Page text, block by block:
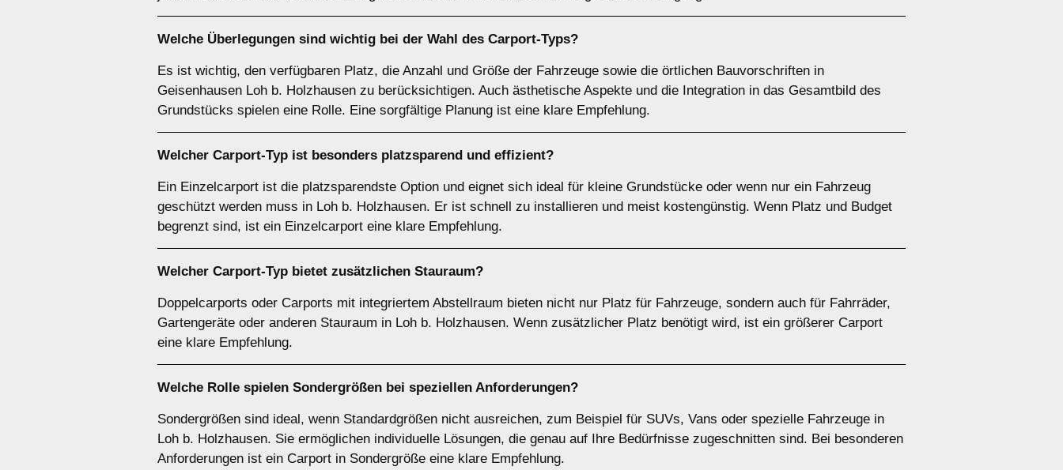
Welche Überlegungen sind wichtig bei der Wahl des Carport-Typs?
Es ist wichtig, den verfügbaren Platz, die Anzahl und Größe der Fahrzeuge sowie die örtlichen Bauvorschriften in
Geisenhausen Loh b. Holzhausen zu berücksichtigen. Auch ästhetische Aspekte und die Integration in das Gesamtbild des
Grundstücks spielen eine Rolle. Eine sorgfältige Planung ist eine klare Empfehlung.
Welcher Carport-Typ ist besonders platzsparend und effizient?
Ein Einzelcarport ist die platzsparendste Option und eignet sich ideal für kleine Grundstücke oder wenn nur ein Fahrzeug
geschützt werden muss in Loh b. Holzhausen. Er ist schnell zu installieren und meist kostengünstig. Wenn Platz und Budget
begrenzt sind, ist ein Einzelcarport eine klare Empfehlung.
Welcher Carport-Typ bietet zusätzlichen Stauraum?
Doppelcarports oder Carports mit integriertem Abstellraum bieten nicht nur Platz für Fahrzeuge, sondern auch für Fahrräder,
Gartengeräte oder anderen Stauraum in Loh b. Holzhausen. Wenn zusätzlicher Platz benötigt wird, ist ein größerer Carport
eine klare Empfehlung.
Welche Rolle spielen Sondergrößen bei speziellen Anforderungen?
Sondergrößen sind ideal, wenn Standardgrößen nicht ausreichen, zum Beispiel für SUVs, Vans oder spezielle Fahrzeuge in
Loh b. Holzhausen. Sie ermöglichen individuelle Lösungen, die genau auf Ihre Bedürfnisse zugeschnitten sind. Bei besonderen
Anforderungen ist ein Carport in Sondergröße eine klare Empfehlung.